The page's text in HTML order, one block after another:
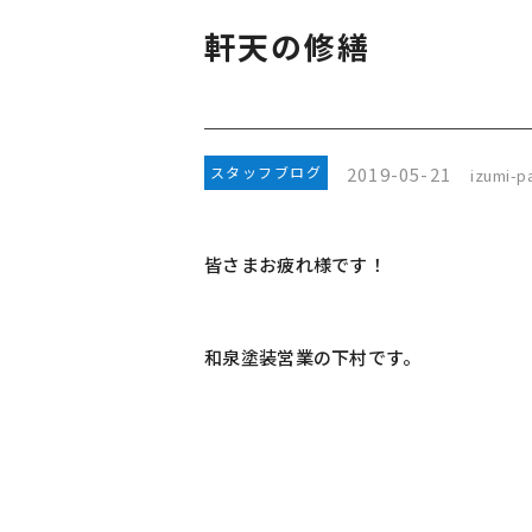
軒天の修繕
スタッフブログ 2019-05-21 izumi-
皆さまお疲れ様です！
和泉塗装営業の下村です。